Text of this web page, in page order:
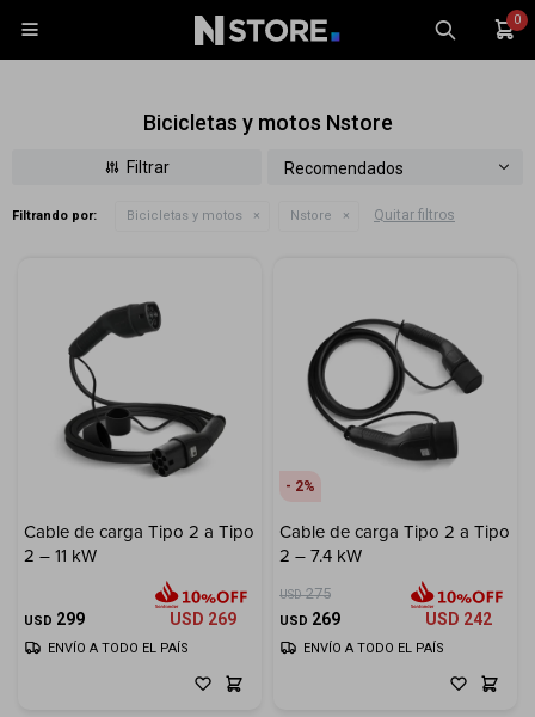
0

Bicicletas y motos Nstore
Recomendados
Filtrando por: Bicicletas y motos Nstore Quitar filtros
Cable de carga Tipo 2 a Tipo
2 – 11 kW
USD 299 USD 269
ENVÍO A TODO EL PAÍS
2
Cable de carga Tipo 2 a Tipo
2 – 7.4 kW
USD 275
USD 269 USD 242
ENVÍO A TODO EL PAÍS
Tecnología
TV y Audio Monitores